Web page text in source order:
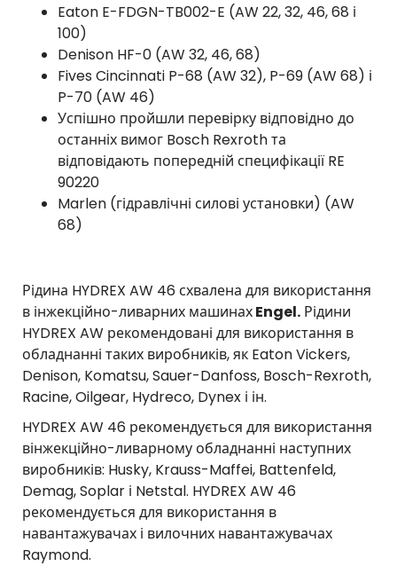
Eaton E-FDGN-TB002-E (AW 22, 32, 46, 68 і
100)
Denison HF-0 (AW 32, 46, 68)
Fives Cincinnati P-68 (AW 32), P-69 (AW 68) і
P-70 (AW 46)
Успішно пройшли перевірку відповідно до
останніх вимог Bosch Rexroth та
відповідають попередній специфікації RE
90220
Marlen (гідравлічні силові установки) (AW
68)
Рідина HYDREX AW 46 схвалена для використання
в інжекційно-ливарних машинахEngel. Рідини
HYDREX AW рекомендовані для використання в
обладнанні таких виробників, як Eaton Vickers,
Denison, Komatsu, Sauer-Danfoss, Bosch-Rexroth,
Racine, Oilgear, Hydreco, Dynex і ін.
HYDREX AW 46 рекомендується для використання
вінжекційно-ливарному обладнанні наступних
виробників: Husky, Krauss-Maffei, Battenfeld,
Demag, Soplar і Netstal. HYDREX AW 46
рекомендується для використання в
навантажувачах і вилочних навантажувачах
Raymond.